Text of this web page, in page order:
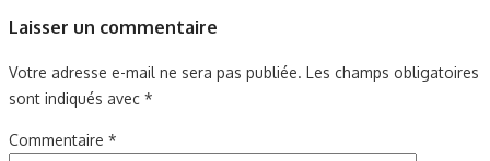
Laisser un commentaire
Votre adresse e-mail ne sera pas publiée. Les champs obligatoires
sont indiqués avec *
Commentaire *